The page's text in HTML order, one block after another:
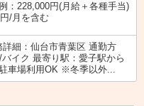
：228,000円(月給＋各種手当)
/月を含む
細：仙台市青葉区 通勤方
イク 最寄り駅：愛子駅から
車場利用OK ※冬季以外...